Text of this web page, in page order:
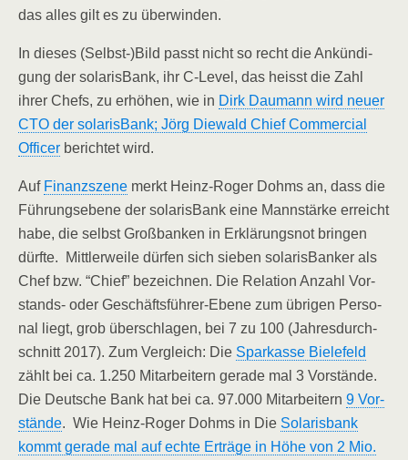
das alles gilt es zu überwinden.
In die­ses (Selbst-)Bild passt nicht so recht die Ankün­di­
gung der sola­ris­Bank, ihr C‑Level, das heisst die Zahl
ihrer Chefs, zu erhö­hen, wie in Dirk Dau­mann wird neu­er
CTO der sola­ris­Bank; Jörg Die­wald Chief Com­mer­cial
Offi­cer berich­tet wird.
Auf Finanz­sze­ne merkt Heinz-Roger Dohms an, dass die
Füh­rungs­ebe­ne der sola­ris­Bank eine Mann­stär­ke erreicht
habe, die selbst Groß­ban­ken in Erklä­rungs­not brin­gen
dürf­te. Mitt­ler­wei­le dür­fen sich sie­ben sola­ris­Ban­ker als
Chef bzw. “Chief” bezeich­nen. Die Rela­ti­on Anzahl Vor­
stands- oder Geschäfts­füh­rer-Ebe­ne zum übri­gen Per­so­
nal liegt, grob über­schla­gen, bei 7 zu 100 (Jah­res­durch­
schnitt 2017). Zum Ver­gleich: Die Spar­kas­se Bie­le­feld
zählt bei ca. 1.250 Mit­ar­bei­tern gera­de mal 3 Vor­stän­de.
Die Deut­sche Bank hat bei ca. 97.000 Mit­ar­bei­tern 9 Vor­
stän­de. Wie Heinz-Roger Dohms in Die Sola­ris­bank
kommt gera­de mal auf ech­te Erträ­ge in Höhe von 2 Mio.